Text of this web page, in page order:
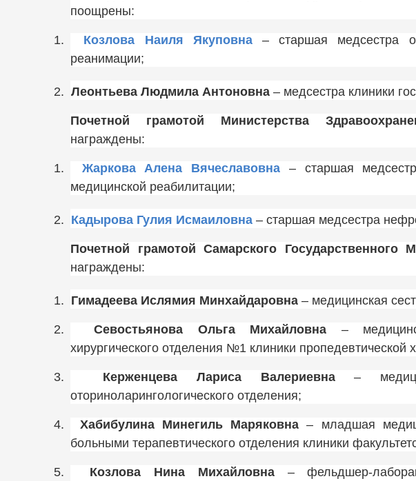
поощрены:
1. Козлова Наиля Якуповна– старшая медсестра
реанимации;
2. Леонтьева Людмила Антоновна – медсестра клиники
Почетной грамотой Министерства
награждены:
1. Жаркова Алена Вячеславовна – старшая
медицинской реабилитации;
2. Кадырова Гулия Исмаиловна – старшая медсестра
Почетной грамотой Самарского Государственного
награждены:
1. Гимадеева Ислямия Минхайдаровна – медицинская
2. Севостьянова Ольга Михайловна –
хирургического отделения №1 клиники пропедевтической
3. Керженцева Лариса Валериевна–
оториноларингологического отделения;
4. Хабибулина Минегиль Маряковна – младшая
больными терапевтического отделения клиники
5. Козлова Нина Михайловна– фельдшер-